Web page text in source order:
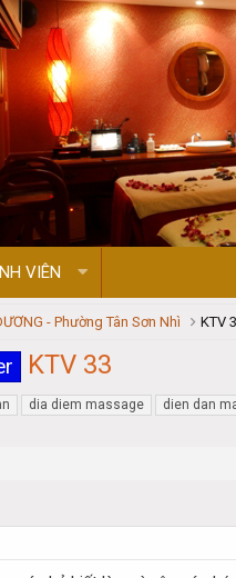
VIÊN
- Phường Tân Sơn Nhì KTV
KTV 33
dia diem massage dien dan